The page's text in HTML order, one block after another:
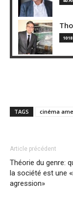
TAGS cinéma
Article précédent
Théorie du genre:
la société est une
agression»